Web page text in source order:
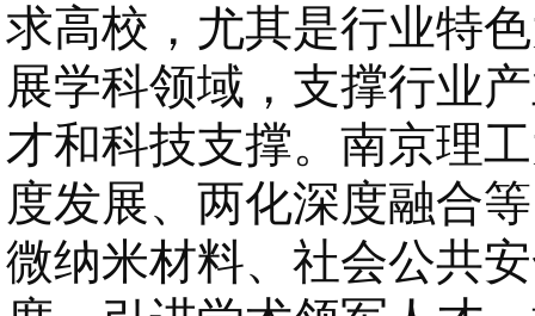
求高校，尤其是行业特
展学科领域，支撑行业
才和科技支撑。南京理
度发展、两化深度融合
微纳米材料、社会公共